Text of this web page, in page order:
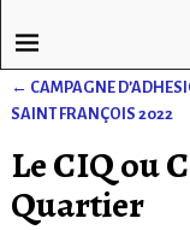
Navigation des
← CAMPAGNE
SAINT FRANÇOIS 2022
Le CIQ ou
Quartier